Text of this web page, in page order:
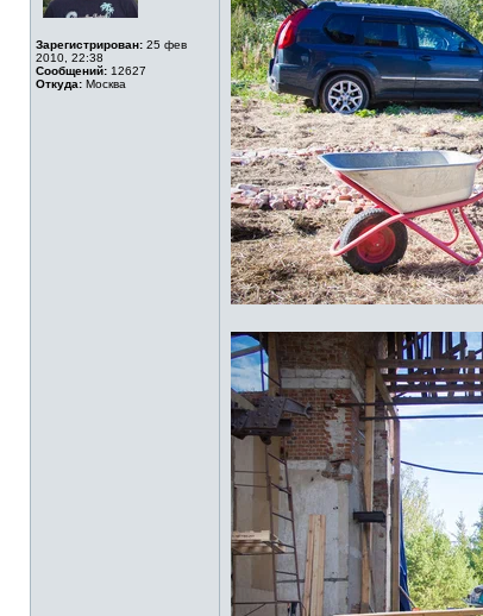
Зарегистрирован: 25 фев
2010, 22:38
Сообщений: 12627
Откуда: Москва